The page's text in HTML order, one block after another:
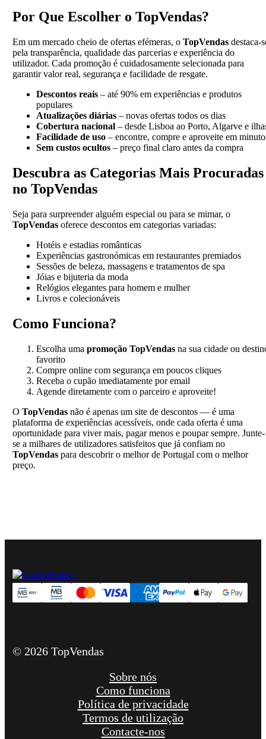
Por Que Escolher o TopVendas?
Em um mercado cheio de ofertas efémeras, o TopVendasdestaca-
pela transparência, qualidade das parcerias e experiência do
utilizador. Cada promoção é cuidadosamente selecionada para
garantir valor real, segurança e facilidade de resgate.
Descontos reais– até 90% em experiências e produtos
populares
Atualizações diárias– novas ofertas todos os dias
Cobertura nacional– desde Lisboa ao Porto, Algarve e
Facilidade de uso– encontre, compre e aproveite em
Sem custos ocultos– preço final claro antes da compra
Descubra as Categorias Mais Procuradas
no TopVendas
Seja para surpreender alguém especial ou para se mimar, o
TopVendasoferece descontos em categorias variadas:
Hotéis e estadias românticas
Experiências gastronómicas em restaurantes premiados
Sessões de beleza, massagens e tratamentos de spa
Jóias e bijuteria da moda
Relógios elegantes para homem e mulher
Livros e colecionáveis
Como Funciona?
Escolha uma promoção TopVendasna sua cidade ou
favorito
Compre online com segurança em poucos cliques
Receba o cupão imediatamente por email
Agende diretamente com o parceiro e aproveite!
O TopVendasnão é apenas um site de descontos — é uma
plataforma de experiências acessíveis, onde cada oferta é uma
oportunidade para viver mais, pagar menos e poupar sempre. Junte-
se a milhares de utilizadores satisfeitos que já confiam no
TopVendaspara descobrir o melhor de Portugal com o melhor
preço.
© 2026 TopVendas
Sobre nós
Como funciona
Política de privacidade
Termos de utilização
Contacte-nos